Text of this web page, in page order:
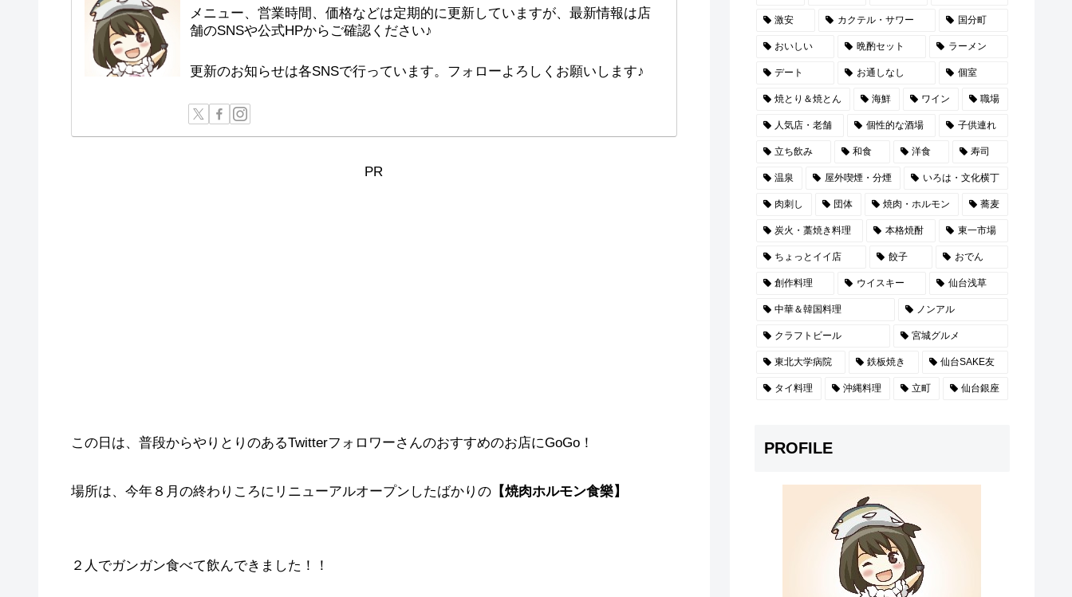
メニュー、営業時間、価格などは定期的に更新していますが、最新情報は店
舗のSNSや公式HPからご確認ください♪
更新のお知らせは各SNSで行っています。フォローよろしくお願いします♪
PR
この日は、普段からやりとりのあるTwitterフォロワーさんのおすすめのお店にGoGo！
場所は、今年８月の終わりころにリニューアルオープンしたばかりの【焼肉ホルモン食樂】
２人でガンガン食べて飲んできました！！
激安 カクテル・サワー 国分町
おいしい 晩酌セット ラーメン
デート お通しなし 個室
焼とり＆焼とん 海鮮 ワイン 職場
人気店・老舗 個性的な酒場 子供連れ
立ち飲み 和食 洋食 寿司
温泉 屋外喫煙・分煙 いろは・文化横丁
肉刺し 団体 焼肉・ホルモン 蕎麦
炭火・藁焼き料理 本格焼酎 東一市場
ちょっとイイ店 餃子 おでん
創作料理 ウイスキー 仙台浅草
中華＆韓国料理 ノンアル
クラフトビール 宮城グルメ
東北大学病院 鉄板焼き 仙台SAKE友
タイ料理 沖縄料理 立町 仙台銀座
PROFILE